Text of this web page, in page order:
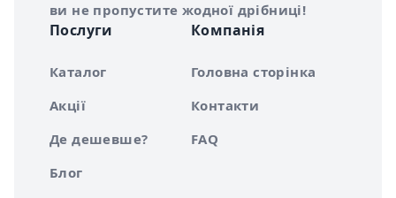
ви не пропустите жодної дрібниці!
Послуги
Каталог
Акції
Де дешевше?
Блог
Компанія
Головна сторінка
Контакти
FAQ